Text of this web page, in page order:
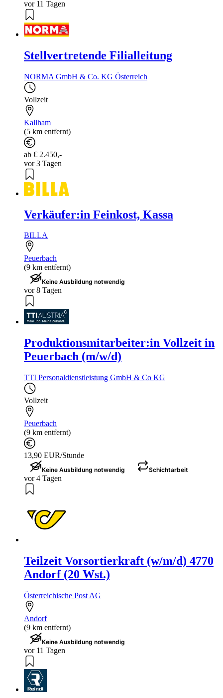
vor 11 Tagen
Stellvertretende Filialleitung
NORMA GmbH & Co. KG Österreich
Vollzeit
Kallham
(5 km entfernt)
ab € 2.450,-
vor 3 Tagen
Verkäufer:in Feinkost, Kassa
BILLA
Peuerbach
(9 km entfernt)
Keine Ausbildung notwendig
vor 8 Tagen
Produktionsmitarbeiter:in Vollzeit in
Peuerbach (m/w/d)
TTI Personaldienstleistung GmbH & Co KG
Vollzeit
Peuerbach
(9 km entfernt)
13,90 EUR/Stunde
Keine Ausbildung notwendig Schichtarbeit
vor 4 Tagen
Teilzeit Vorsortierkraft (w/m/d) 4770
Andorf (20 Wst.)
Österreichische Post AG
Andorf
(9 km entfernt)
Keine Ausbildung notwendig
vor 11 Tagen